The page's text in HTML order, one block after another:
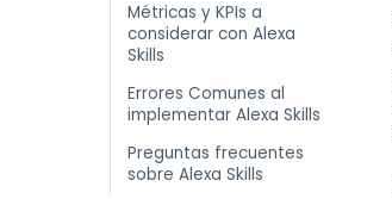
Métricas y KPIs a
considerar con Alexa
Skills
Errores Comunes al
implementar Alexa Skills
Preguntas frecuentes
sobre Alexa Skills